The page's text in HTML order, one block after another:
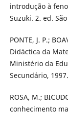
introdução à
Suzuki. 2. ed.
PONTE, J. P.;
Didáctica da
Ministério da
Secundário, 1997.
ROSA, M.;
conhecimento